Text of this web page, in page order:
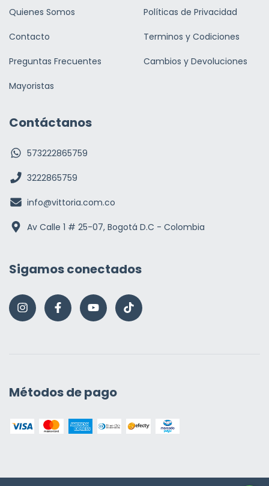
Quienes Somos
Contacto
Preguntas Frecuentes
Mayoristas
Políticas de Privacidad
Terminos y Codiciones
Cambios y Devoluciones
Contáctanos
573222865759
3222865759
info@vittoria.com.co
Av Calle 1 # 25-07, Bogotá D.C - Colombia
Sigamos conectados
Métodos de pago